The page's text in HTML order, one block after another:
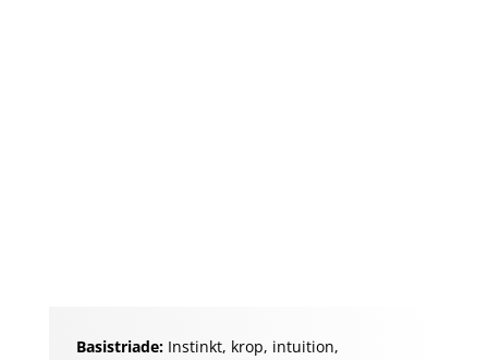
Basistriade: Instinkt, krop, intuition,